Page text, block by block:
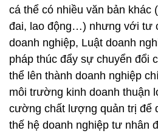
cá thể có nhiều văn bản khác
đai, lao động…) nhưng với tư
doanh nghiệp, Luật doanh
pháp thúc đẩy sự chuyển đổi
thể lên thành doanh nghiệp
môi trường kinh doanh thuận
cường chất lượng quản trị để
thế hệ doanh nghiệp tư nhân